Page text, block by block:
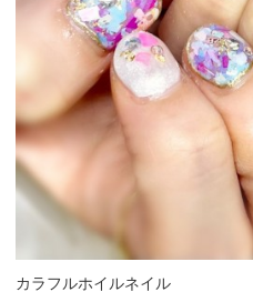
カラフルホイルネイル